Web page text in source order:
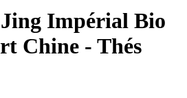
Impérial Bio
Chine - Thés